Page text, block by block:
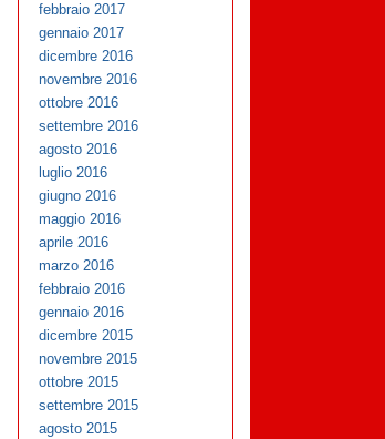
febbraio 2017
gennaio 2017
dicembre 2016
novembre 2016
ottobre 2016
settembre 2016
agosto 2016
luglio 2016
giugno 2016
maggio 2016
aprile 2016
marzo 2016
febbraio 2016
gennaio 2016
dicembre 2015
novembre 2015
ottobre 2015
settembre 2015
agosto 2015